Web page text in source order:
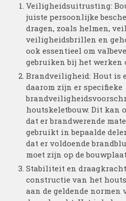
Veiligheidsuitrusting:
juiste persoonlijke
dragen, zoals helmen,
veiligheidsbrillen en
ook essentieel om
gebruiken bij het werken
Brandveiligheid: Hout is
daarom zijn er specifieke
houtskeletbouw. Dit kan
dat er brandwerende
gebruikt in bepaalde
dat er voldoende
moet zijn op de
Stabiliteit en
constructie van het
aan de geldende